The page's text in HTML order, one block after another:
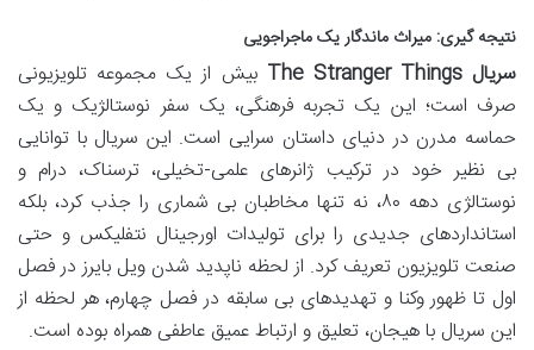
نتیجه گیری: میراث ماندگار یک ماجراجویی
سریال The Stranger Things
بیش از یک مجموعه تلویزیونی
صرف است؛ این یک تجربه فرهنگی، یک سفر نوستالژیک و یک
حماسه مدرن در دنیای داستان سرایی است. این سریال با توانایی
بی نظیر خود در ترکیب ژانرهای علمی-تخیلی، ترسناک، درام و
نوستالژی دهه ۸۰، نه تنها مخاطبان بی شماری را جذب کرد، بلکه
استانداردهای جدیدی را برای تولیدات اورجینال نتفلیکس و حتی
صنعت تلویزیون تعریف کرد. از لحظه ناپدید شدن ویل بایرز در فصل
اول تا ظهور وکنا و تهدیدهای بی سابقه در فصل چهارم، هر لحظه از
این سریال با هیجان، تعلیق و ارتباط عمیق عاطفی همراه بوده است.